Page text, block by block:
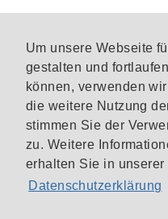
Um unsere Webseite
gestalten und
können, verwenden
die weitere Nutzung
stimmen Sie der
zu. Weitere
erhalten Sie in unserer
Datenschutzerklärung